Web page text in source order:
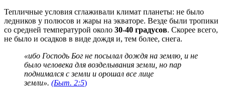
Тепличные условия сглаживали климат планеты: не было
ледников у полюсов и жары на экваторе. Везде были тропики
со средней температурой около 30-40 градусов. Скорее всего,
не было и осадков в виде дождя и, тем более, снега.
«ибо Господь Бог не посылал дождя на землю, и не
было человека для возделывания земли, но пар
поднимался с земли и орошал все лице
земли». (Быт. 2:5)